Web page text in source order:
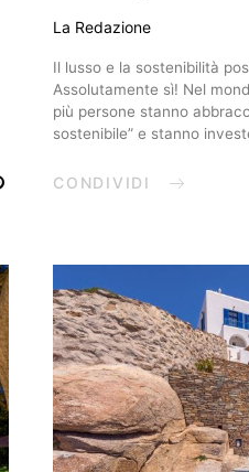
La Redazione
Il lusso e la sostenibilità
Assolutamente sì! Nel
più persone stanno
sostenibile” e stanno
CONDIVIDI